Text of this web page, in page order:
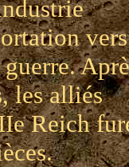
les alliés
Reich